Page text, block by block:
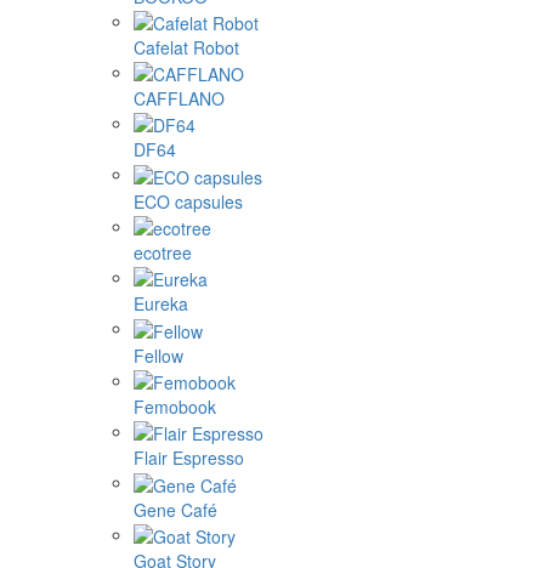
Cafelat Robot
CAFFLANO
DF64
ECO capsules
ecotree
Eureka
Fellow
Femobook
Flair Espresso
Gene Café
Goat Story